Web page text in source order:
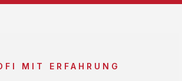
MIT ERFAHRUNG